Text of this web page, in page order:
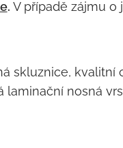
. V případě zájmu
skluznice, kvalitní
laminační nosná